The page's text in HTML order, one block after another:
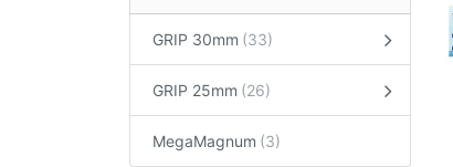
GRIP 30mm
GRIP 25mm
MegaMagnum